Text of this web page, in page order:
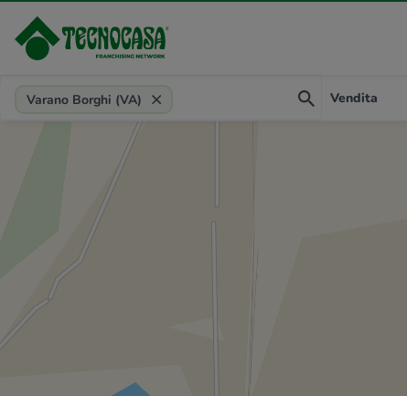
Provincia, comune, zona, riferimento
Varano Borghi (VA) Vendita